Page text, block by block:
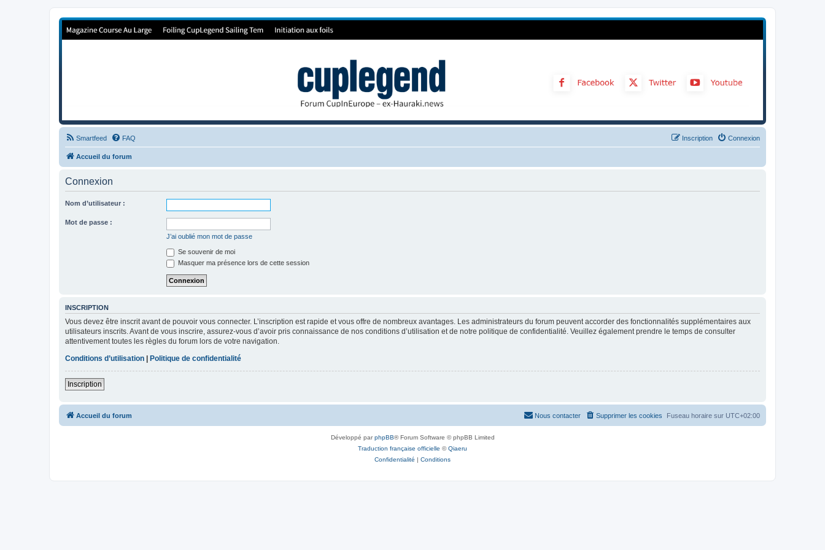
Forum de Cup In Europe
Smartfeed FAQ Connexion
Inscription
Accueil du forum
Connexion
Nom d’utilisateur :
Mot de passe :
J’ai oublié mon mot de passe
Se souvenir de moi
Masquer ma présence lors de cette session
INSCRIPTION
Vous devez être inscrit avant de pouvoir vous connecter. L’inscription est rapide et vous offre de nombreux avantages. Les administrateurs du forum peuvent accorder des fonctionnalités supplémentaires aux
utilisateurs inscrits. Avant de vous inscrire, assurez-vous d’avoir pris connaissance de nos conditions d’utilisation et de notre politique de confidentialité. Veuillez également prendre le temps de consulter
attentivement toutes les règles du forum lors de votre navigation.
Conditions d’utilisation
Politique de confidentialité
Inscription
Accueil du forum Fuseau horaire sur UTC+02:00
Supprimer les cookies
Nous contacter
Développé parphpBB® Forum Software © phpBB Limited
Traduction française officielle ©Qiaeru
Confidentialité | Conditions